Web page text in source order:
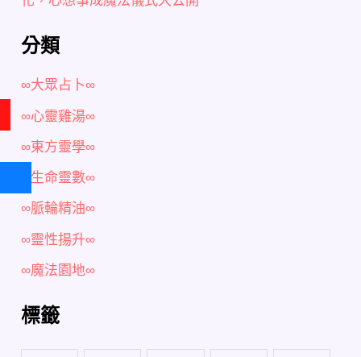
分類
∞大眾占卜∞
∞心靈雞湯∞
∞東方靈學∞
∞生命靈數∞
∞脈輪精油∞
∞靈性揚升∞
∞魔法園地∞
標籤